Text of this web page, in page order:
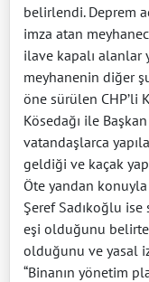
belirlendi. Deprem
imza atan
ilave kapalı alanlar
meyhanenin diğer
öne sürülen CHP’li
Kösedağı ile
vatandaşlarca
geldiği ve kaçak
Öte yandan
Şeref Sadıkoğlu
eşi olduğunu
olduğunu ve yasal
“Binanın yönetim